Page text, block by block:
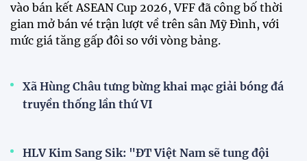
vào bán kết ASEAN Cup 2026, VFF đã công bố thời
gian mở bán vé trận lượt về trên sân Mỹ Đình, với
mức giá tăng gấp đôi so với vòng bảng.
Xã Hùng Châu tưng bừng khai mạc giải bóng đá
truyền thống lần thứ VI
HLV Kim Sang Sik: "ĐT Việt Nam sẽ tung đội